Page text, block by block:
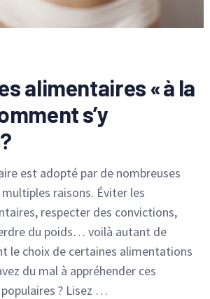
alimentaires « à la
s’y
est adopté par de nombreuses
raisons. Éviter les
respecter des convictions,
du poids… voilà autant de
le choix de certaines alimentations
du mal à appréhender ces
? Lisez …